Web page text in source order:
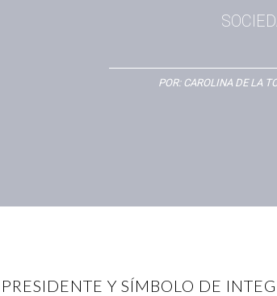
POR: CAROLINA DE LA
Y SÍMBOLO DE